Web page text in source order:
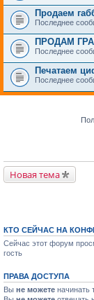
Продаем
Последнее
ПРОДАМ
Последнее
Печатаем
Последнее
Новая тема
КТО СЕЙЧАС НА
Сейчас этот форум
гость
ПРАВА ДОСТУПА
Вы не можете начинать